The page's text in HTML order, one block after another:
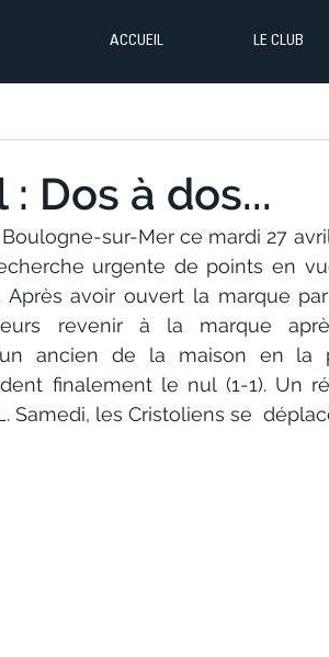
ACCUEIL LE CLUB
Dos à dos...
sur-Mer ce mardi 27
urgente de points en
Après avoir ouvert la marque
revenir à la marque
ancien de la maison en la
finalement le nul (1-1). Un
Samedi, les Cristoliens se